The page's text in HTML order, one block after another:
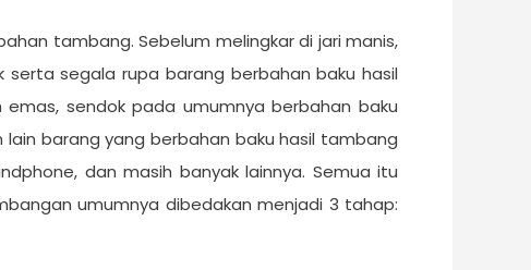
tambang. Sebelum melingkar di jari manis,
serta segala rupa barang berbahan baku hasil
sendok pada umumnya berbahan baku
barang yang berbahan baku hasil tambang
dan masih banyak lainnya. Semua itu
umumnya dibedakan menjadi 3 tahap: